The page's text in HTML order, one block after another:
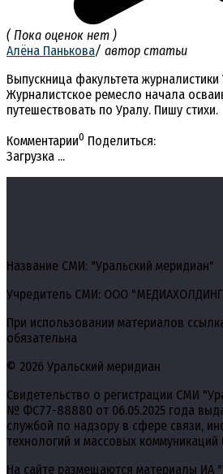
( Пока оценок нет )
Алёна Панькова/ автор статьи
Выпускница факультета
Журналистское ремесло начала
путешествовать по Уралу. Пишу стихи.
Комментарии0 Поделиться:
Загрузка ...
Название СМИ: "Уральский меридиан"
Учредитель СМИ: ООО
При использовании материалов
обязательна
© 2026 Уральский меридиан
Свидетельство о регистрации СМИ
№ ФС77-88880 от 06.05.2025 года
службой по надзору в сфере связи,
технологий и массовых
На сайте размещаются материалы ИА